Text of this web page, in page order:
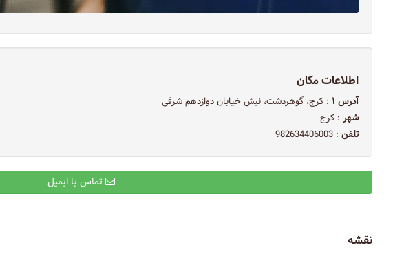
اطلاعات مکان
آدرس ۱
: کرج، گوهردشت، نبش خیابان دوازدهم شرقی
شهر : کرج
تلفن : 982634406003
نقشه